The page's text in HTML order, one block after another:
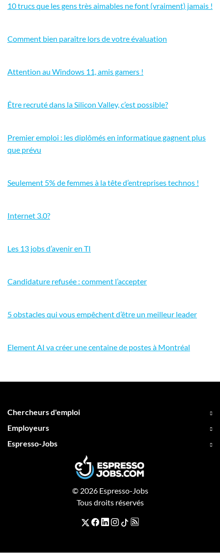
10 trucs que les gens très aimables ne font (vraiment) jamais !
Comment bien paraître lors de votre évaluation
Attention au Windows 11, amis gamers !
Être recruté dans la Silicon Valley, c’est possible?
Premier emploi : les diplômés en informatique gagnent plus
que prévu
Seulement 5% de femmes à la tête d’entreprises technos !
Internet 3.0?
Les 13 jobs d’avenir en TI
Candidature refusée : comment l’accepter
5 obstacles qui vous empêchent d’être un meilleur leader
Element AI va créer une centaine de postes à Montréal
Chercheurs d'emploi
Employeurs
Espresso-Jobs
© 2026 Espresso-Jobs
Tous droits réservés